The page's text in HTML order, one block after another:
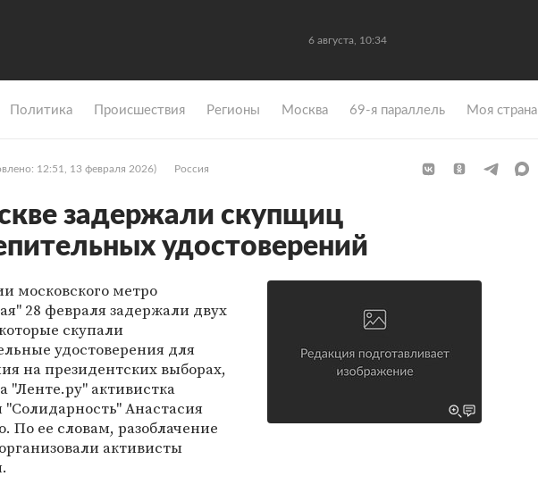
6 августа, 10:34
Политика Происшествия Регионы Москва 69-я параллель Моя страна
12:51, 13 февраля 2026) Россия
задержали скупщиц
удостоверений
московского метро
28 февраля задержали двух
скупали
удостоверения для
на президентских выборах,
"Ленте.ру" активистка
Анастасия
По ее словам, разоблачение
активисты